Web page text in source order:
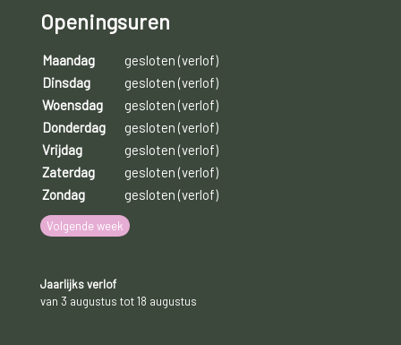
Openingsuren
Maandag
gesloten (verlof)
Dinsdag
gesloten (verlof)
Woensdag
gesloten (verlof)
Donderdag
gesloten (verlof)
Vrijdag
gesloten (verlof)
Zaterdag
gesloten (verlof)
Zondag
gesloten (verlof)
Volgende week
Jaarlijks verlof
van 3 augustus tot 18 augustus